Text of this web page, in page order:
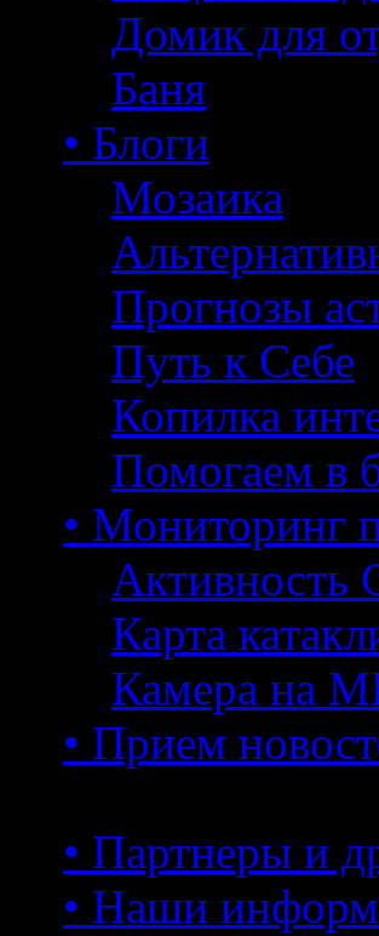
Домик для
Баня
• Блоги
Мозаика
Прогнозы
Путь к Себе
Копилка
Помогаем в
• Мониторинг
Активность
Карта
Камера на
• Прием
• Партнеры и
• Наши